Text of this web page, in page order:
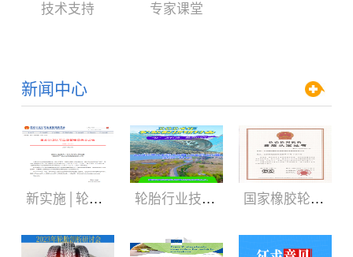
技术支持 专家课堂
新闻中心
新实施│轮胎3C认证规则 轮胎行业技术盛会:2024年轮胎剖析研讨会（05.29-06.01） 国家橡胶轮胎质检中心获CNAS、CMA新证书